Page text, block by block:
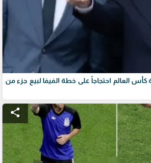
العالم احتجاجاً على خطة الفيفا لبيع جزء من
share